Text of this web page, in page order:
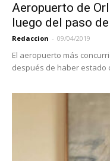
Aeropuerto de
luego del paso
Redaccion - 09/04/2019
El aeropuerto más
después de haber estado